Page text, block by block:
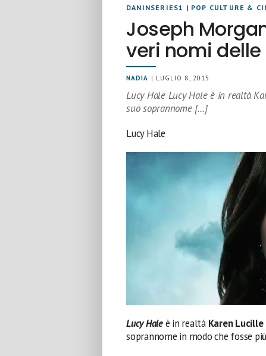
DANINSERIES1 | POP CULTURE &
Joseph
veri nomi
NADIA | LUGLIO 8, 2015
Lucy Hale Lucy Hale è in realtà
suo soprannome […]
Lucy Hale
Lucy Haleè in realtà Karen Lucille
soprannome in modo che fosse